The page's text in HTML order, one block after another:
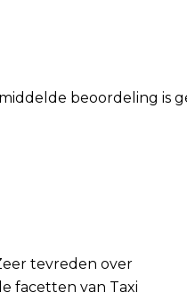
beoordeling is
tevreden over
facetten van Taxi